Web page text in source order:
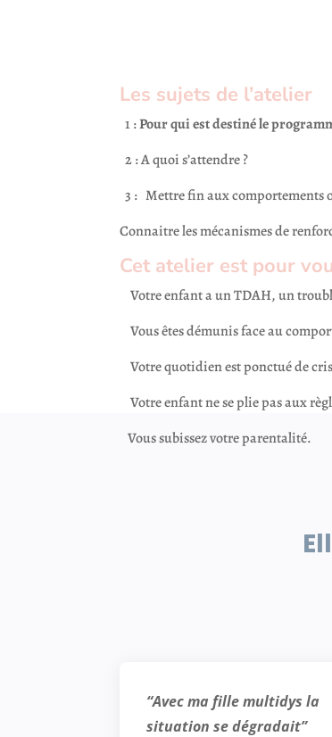
Les sujets de l’atelier
1 :Pour qui est destiné le
2 : A quoi s’attendre ?
3 : Mettre fin aux comportements
Connaitre les mécanismes de
Cet atelier est pour
Votre enfant a un TDAH, un
Vous êtes démunis face au
Votre quotidien est ponctué de
Votre enfant ne se plie pas aux
Vous subissez votre parentalité.
“Avec ma fille multidys la
situation se dégradait”